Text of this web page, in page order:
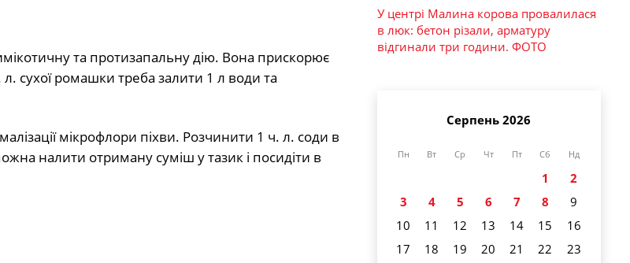
та протизапальну дію. Вона прискорює
сухої ромашки треба залити 1 л води та
мікрофлори піхви. Розчинити 1 ч. л. соди в
налити отриману суміш у тазик і посидіти в
У центрі Малина корова провалилася
в люк: бетон різали, арматуру
відгинали три години. ФОТО
Серпень 2026
Пн Вт Ср Чт Пт Сб Нд
1
2
3
4 5 6 7 8
9
10
11 12 13 14 15
16
17
18 19 20 21 22
23